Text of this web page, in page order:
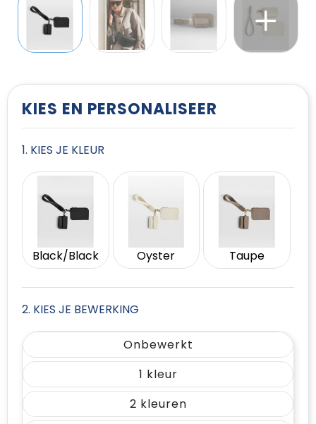
Sweaters
T-Shirts
KIES EN PERSONALISEER
1. KIES JE KLEUR
Black/Black Oyster Taupe
2. KIES JE BEWERKING
Onbewerkt
1
2